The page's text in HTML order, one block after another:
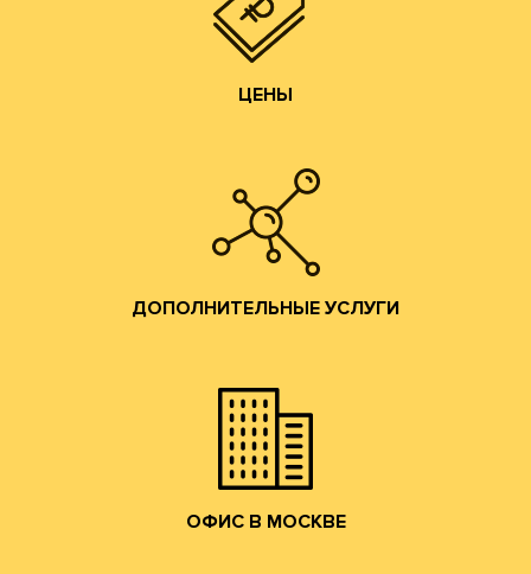
ЦЕНЫ
ЦЕНЫ
ДОПОЛНИТЕЛЬНЫЕ УСЛУГИ
ДОПОЛНИТЕЛЬНЫЕ УСЛУГИ
Разработка конструкций;
Изготовление штанц-форм;
ОФИС В МОСКВЕ
ОФИС В МОСКВЕ
Мы приглашаем действующих и потенциальных
привлекательные условия сотрудничества.
помощь по всем вопросам производства гофротары.